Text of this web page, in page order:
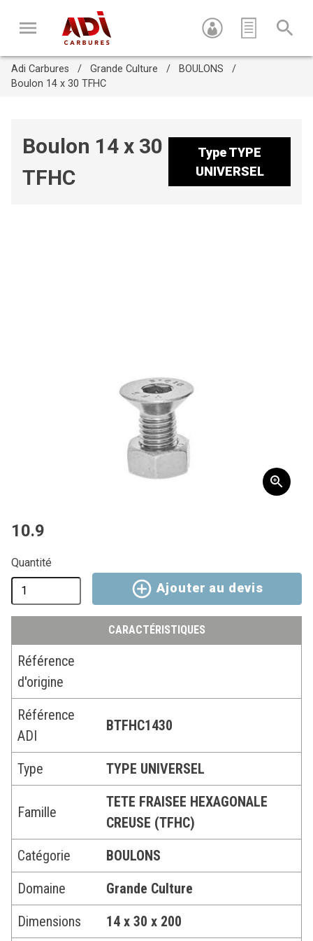
Adi Carbures Grande Culture
BOULONS
Boulon 14 x 30 TFHC
Boulon 14 x 30
TFHC
TypeTYPE
UNIVERSEL
10.9
Quantité
Ajouter au devis
CARACTÉRISTIQUES
Référence
d'origine
Référence
ADI
BTFHC1430
Type TYPE UNIVERSEL
Famille
TETE FRAISEE HEXAGONALE
CREUSE (TFHC)
Catégorie
BOULONS
Domaine
Grande Culture
Dimensions
14 x 30 x 200
Appuyez sur Entrée pour recherche ou sur ESC pour fermer